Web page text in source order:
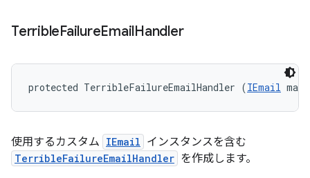
TerribleFailureEmailHandler
protected TerribleFailureEmailHandler (IEmail
使用するカスタム IEmail インスタンスを含む
TerribleFailureEmailHandler を作成します。